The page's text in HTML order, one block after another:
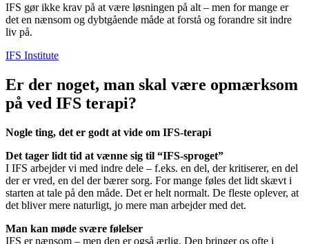
IFS gør ikke krav på at være løsningen på alt – men for mange er
det en nænsom og dybtgående måde at forstå og forandre sit indre
liv på.
IFS Institute
Er der noget, man skal være opmærksom
på ved IFS terapi?
Nogle ting, det er godt at vide om IFS-terapi
Det tager lidt tid at vænne sig til “IFS-sproget”
I IFS arbejder vi med indre dele – f.eks. en del, der kritiserer, en del
der er vred, en del der bærer sorg. For mange føles det lidt skævt i
starten at tale på den måde. Det er helt normalt. De fleste oplever, at
det bliver mere naturligt, jo mere man arbejder med det.
Man kan møde svære følelser
IFS er nænsom – men den er også ærlig. Den bringer os ofte i